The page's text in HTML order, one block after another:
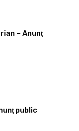
– Anunţ
public